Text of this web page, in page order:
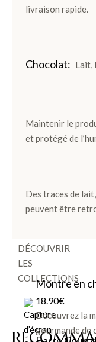
Chocolat
Pièces
Artisanales
COFFRETS
DÉCOUVRIR
LES
COLLECTIONS
livraison rapide.
Chocolat Lait,
Maintenir le
et protégé de
Des traces de
peuvent être
Montre en
18.90€
Découvrez la
gourmande de